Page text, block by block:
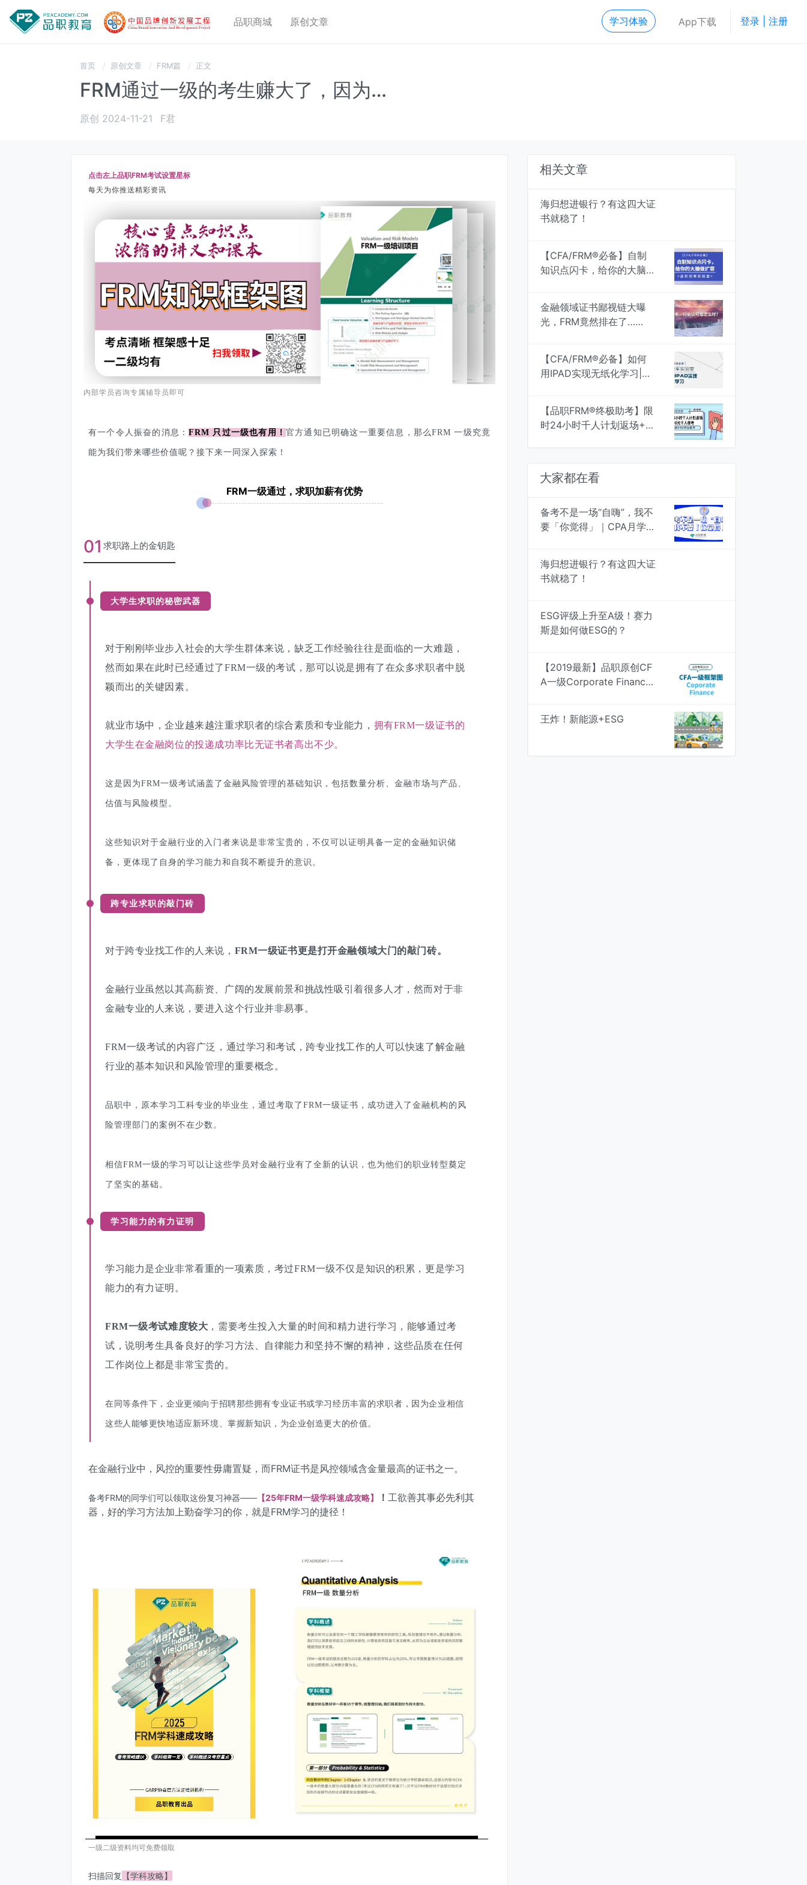
品职商城 原创文章 学习体验 App下载 登录 | 注册
首页 原创文章 FRM篇 正文
FRM通过一级的考生赚大了，因为…
原创 2024-11-21 F君
点击左上品职FRM考试设置星标
每天为你推送精彩资讯
内部学员咨询专属辅导员即可
有一个令人振奋的消息 ：FRM 只过一级也有用！官方通知已明确这一重要信息，那么FRM 一级究竟
能为我们带来哪些价值呢？接下来一同深入探索！
FRM一级通过，求职加薪有优势
01 求职路上的金钥匙
大学生求职的秘密武器
对于刚刚毕业步入社会的大学生群体来说，缺乏工作经验往往是面临的一大难题，
然而如果在此时已经通过了FRM一级的考试，那可以说是拥有了在众多求职者中脱
颖而出的关键因素。
就业市场中，企业越来越注重求职者的综合素质和专业能力， 拥有FRM一级证书的
大学生在金融岗位的投递成功率比无证书者高出不少。
这是因为FRM一级考试涵盖了金融风险管理的基础知识，包括数量分析、金融市场与产品、
估值与风险模型。
这些知识对于金融行业的入门者来说是非常宝贵的，不仅可以证明具备一定的金融知识储
备，更体现了自身的学习能力和自我不断提升的意识。
跨专业求职的敲门砖
对于跨专业找工作的人来说， FRM一级证书更是打开金融领域大门的敲门砖。
金融行业虽然以其高薪资、广阔的发展前景和挑战性吸引着很多人才，然而对于非
金融专业的人来说，要进入这个行业并非易事。
FRM一级考试的内容广泛 ，通过学习和考试，跨专业找工作的人可以快速了解金融
行业的基本知识和风险管理的重要概念。
品职中，原本学习工科专业的毕业生，通过考取了FRM一级证书，成功进入了金融机构的风
险管理部门的案例不在少数。
相信FRM一级的学习可以让这些学员对金融行业有了全新的认识，也为他们的职业转型奠定
了坚实的基础。
学习能力的有力证明
学习能力是企业非常看重的一项素质，考过FRM一级不仅是知识的积累，更是学习
能力的有力证明。
FRM一级考试难度较大 ，需要考生投入大量的时间和精力进行学习，能够通过考
试，说明考生具备良好的学习方法、自律能力和坚持不懈的精神，这些品质在任何
工作岗位上都是非常宝贵的。
在同等条件下，企业更倾向于招聘那些拥有专业证书或学习经历丰富的求职者，因为企业相信
这些人能够更快地适应新环境、掌握新知识，为企业创造更大的价值。
在金融行业中，风控的重要性毋庸置疑，而FRM证书是风控领域含金量最高的证书之一。
备考FRM的同学们可以领取这份复习神器—— 【25年FRM一级学科速成攻略】 ！ 工欲善其事必先利其
器，好的学习方法加上勤奋学习的你，就是FRM学习的捷径！
一级二级资料均可免费领取
扫描回复
【学科攻略】
相关文章
海归想进银行？有这四大证
书就稳了！
【CFA/FRM®必备】自制
知识点闪卡，给你的大脑做
金融领域证书鄙视链大曝
光，FRM竟然排在了……
【CFA/FRM®必备】如何
用IPAD实现无纸化学习|品
【品职FRM®终极助考】限
时24小时千人计划返场+0
大家都在看
备考不是一场“自嗨”，我不
要「你觉得」｜CPA月学月
海归想进银行？有这四大证
书就稳了！
ESG评级上升至A级！赛力
斯是如何做ESG的？
【2019最新】品职原创CF
A一级Corporate Finance
王炸！新能源+ESG